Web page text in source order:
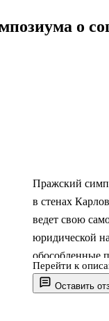
Оставить
Пражский
в стенах
ведет свою
юридической
обособленные
были заложены
таксономия.
Перейти к
о